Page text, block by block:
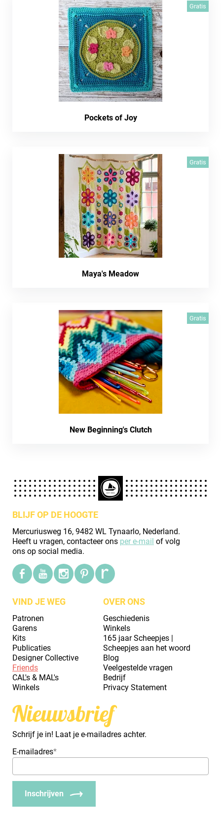
Gratis
Pockets of Joy
Gratis
Maya's Meadow
Gratis
New Beginning's Clutch
BLIJF OP DE HOOGTE
Mercuriusweg 16, 9482 WL Tynaarlo, Nederland.
Heeft u vragen, contacteer ons per e-mail of volg
ons op social media.
VIND JE WEG
Patronen
Garens
Kits
Publicaties
Designer Collective
Friends
CAL's & MAL's
Winkels
OVER ONS
Geschiedenis
Winkels
165 jaar Scheepjes |
Scheepjes aan het woord
Blog
Veelgestelde vragen
Bedrijf
Privacy Statement
Nieuwsbrief
Schrijf je in! Laat je e-mailadres achter.
E-mailadres*
Inschrijven